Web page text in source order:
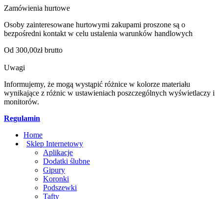
Zamówienia hurtowe
Osoby zainteresowane hurtowymi zakupami proszone są o
bezpośredni kontakt w celu ustalenia warunków handlowych
Od 300,00zł brutto
Uwagi
Informujemy, że mogą wystąpić różnice w kolorze materiału
wynikające z różnic w ustawieniach poszczególnych wyświetlaczy i
monitorów.
Regulamin
Home
Sklep Internetowy
Aplikacje
Dodatki ślubne
Gipury
Koronki
Podszewki
Tafty